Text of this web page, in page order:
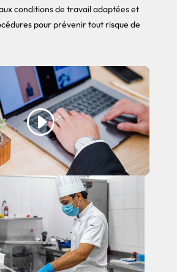
conditions de travail adaptées et
pour prévenir tout risque de